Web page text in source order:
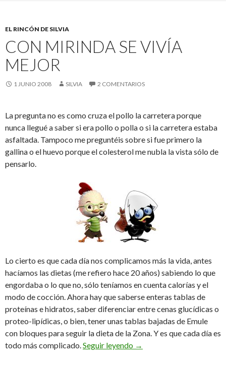
EL RINCÓN DE SILVIA
CON MIRINDA SE VIVÍA
MEJOR
1 JUNIO 2008 SILVIA 2 COMENTARIOS
La pregunta no es como cruza el pollo la carretera porque
nunca llegué a saber si era pollo o polla o si la carretera estaba
asfaltada. Tampoco me preguntéis sobre si fue primero la
gallina o el huevo porque el colesterol me nubla la vista sólo de
pensarlo.
Lo cierto es que cada día nos complicamos más la vida, antes
hacíamos las dietas (me refiero hace 20 años) sabiendo lo que
engordaba o lo que no, sólo teníamos en cuenta calorías y el
modo de cocción. Ahora hay que saberse enteras tablas de
proteínas e hidratos, saber diferenciar entre cenas glucídicas o
proteo-lipídicas, o bien, tener unas tablas bajadas de Emule
con bloques para seguir la dieta de la Zona. Y es que cada día es
todo más complicado.Seguir leyendo Con Mirinda se vivía mejor
→